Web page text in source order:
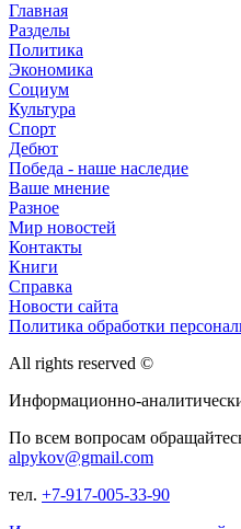
Главная
Разделы
Политика
Экономика
Социум
Культура
Спорт
Дебют
Победа - наше наследие
Ваше мнение
Разное
Мир новостей
Контакты
Книги
Справка
Новости сайта
Политика обработки
All rights reserved ©
Информационно-
По всем вопросам
alpykov@gmail.com
тел. +7-917-005-33-90